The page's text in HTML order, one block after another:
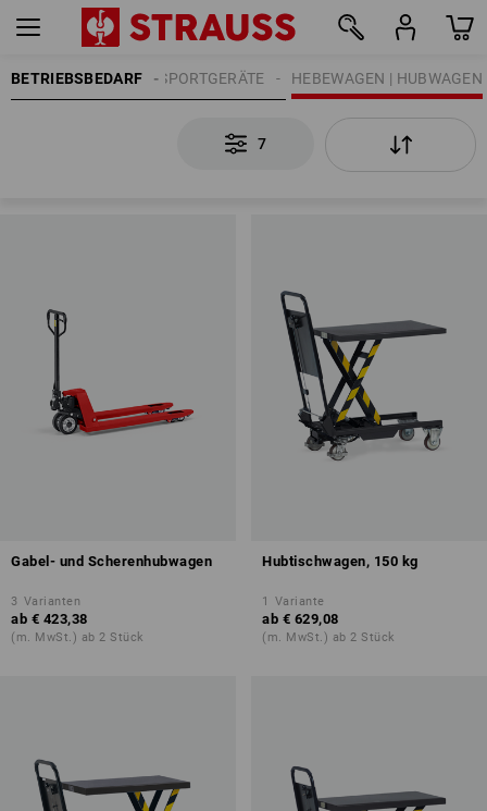
BETRIEBSBEDARF HEBEWAGEN | HUBWAGEN
TRANSPORTGERÄTE
7
Gabel- und Scherenhubwagen
3 Varianten
ab € 423,38
(m. MwSt.) ab 2 Stück
Hubtischwagen, 150 kg
1 Variante
ab € 629,08
(m. MwSt.) ab 2 Stück